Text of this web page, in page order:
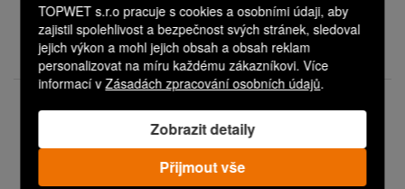
TOPWET s.r.o pracuje s cookies a osobními údaji, aby
zajistil spolehlivost a bezpečnost svých stránek, sledoval
jejich výkon a mohl jejich obsah a obsah reklam
personalizovat na míru každému zákazníkovi. Více
informací vZásadách zpracování osobních údajů.
Zobrazit detaily
Přijmout vše
Vaše cena:2 710,00 Kč
Expedice do 3 dnů
V01P0201M0274PN00PD00
EASYCOVER
Svislá střešní vpust s integrovanou
EPDM manžetou